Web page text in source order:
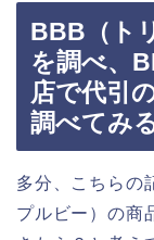
BBB（ト
を調べ、
店で代引
調べてみ
多分、こちらの
プルビー）の商